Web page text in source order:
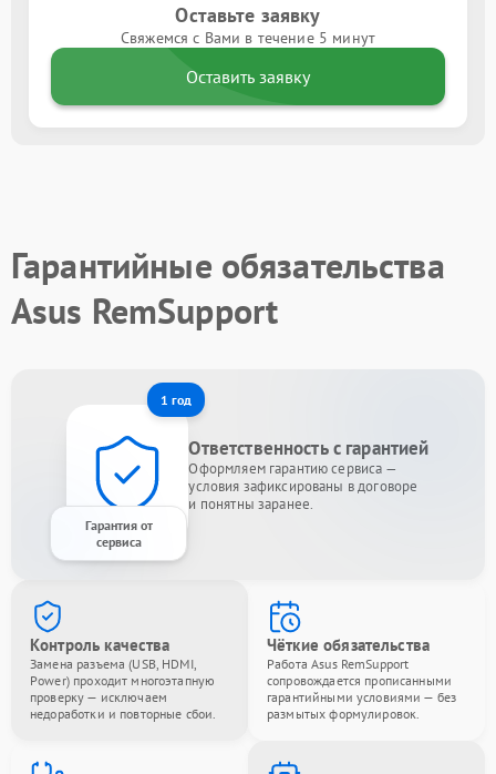
Оставьте заявку
Свяжемся с Вами в течение 5 минут
Оставить заявку
Гарантийные обязательства
Asus RemSupport
1 год
Гарантия от
сервиса
Ответственность с гарантией
Оформляем гарантию сервиса —
условия зафиксированы в договоре
и понятны заранее.
Контроль качества
Замена разъема (USB, HDMI,
Power) проходит многоэтапную
проверку — исключаем
недоработки и повторные сбои.
Чёткие обязательства
Работа Asus RemSupport
сопровождается прописанными
гарантийными условиями — без
размытых формулировок.